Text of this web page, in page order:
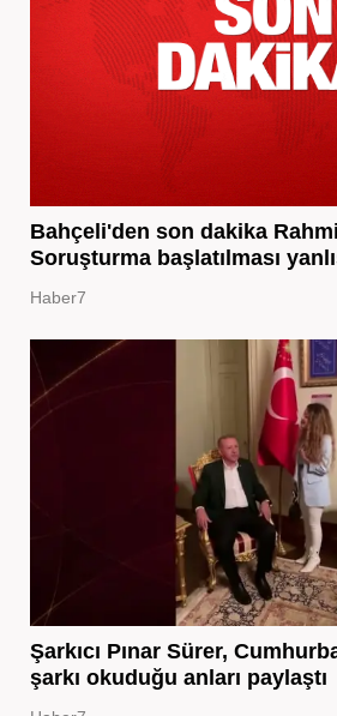
Bahçeli'den son dakika
Soruşturma başlatılması
Haber7
Şarkıcı Pınar Sürer,
şarkı okuduğu anları paylaştı